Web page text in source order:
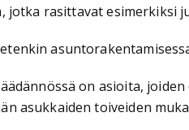
jotka rasittavat esimerkiksi
on asioita,
asukkaiden toiveiden